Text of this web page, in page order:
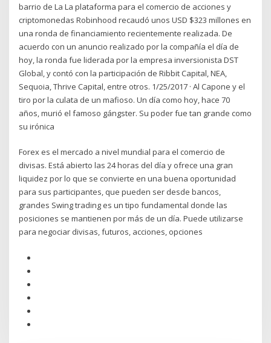
barrio de La La plataforma para el comercio de acciones y
criptomonedas Robinhood recaudó unos USD $323 millones en
una ronda de financiamiento recientemente realizada. De
acuerdo con un anuncio realizado por la compañía el día de
hoy, la ronda fue liderada por la empresa inversionista DST
Global, y contó con la participación de Ribbit Capital, NEA,
Sequoia, Thrive Capital, entre otros. 1/25/2017 · Al Capone y el
tiro por la culata de un mafioso. Un día como hoy, hace 70
años, murió el famoso gángster. Su poder fue tan grande como
su irónica
Forex es el mercado a nivel mundial para el comercio de
divisas. Está abierto las 24 horas del día y ofrece una gran
liquidez por lo que se convierte en una buena oportunidad
para sus participantes, que pueden ser desde bancos,
grandes Swing trading es un tipo fundamental donde las
posiciones se mantienen por más de un día. Puede utilizarse
para negociar divisas, futuros, acciones, opciones